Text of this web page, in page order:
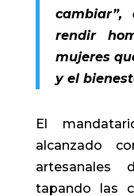
rendir
mujeres
y el
El
alcanzado
artesanales
tapando las